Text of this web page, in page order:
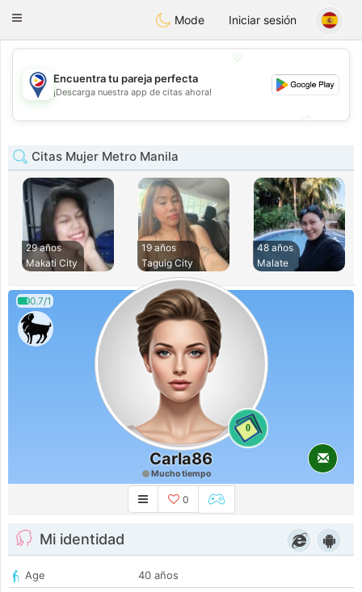
Philippines Chat
Toggle
Mode Iniciar sesión
💖
💕
Encuentra tu pareja perfecta
¡Descarga nuestra app de citas ahora!
Citas Mujer Metro Manila
29 años
Makati City
19 años
Taguig City
48 años
Malate
0.7/1
0
Carla86
Mucho tiempo
0
Mi identidad
Age
40 años